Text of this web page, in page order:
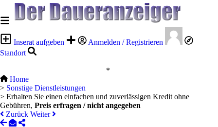
Inserat aufgeben
Anmelden / Registrieren
Standort
*
Home
> Sonstige Dienstleistungen
> Erhalten Sie einen einfachen und zuverlässigen Kredit ohne
Gebühren, Preis erfragen / nicht angegeben
Zurück Weiter